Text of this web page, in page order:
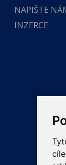
NAPIŠTE
INZERCE